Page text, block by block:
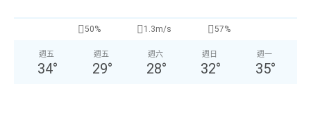
50% 1.3m/s 57%
週五
34°
週五
29°
週六
28°
週日
32°
週一
35°